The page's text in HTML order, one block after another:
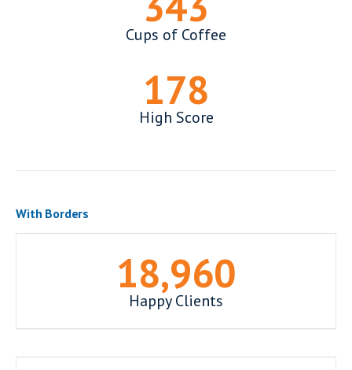
Cups of Coffee
178
High Score
With Borders
19,000+
Happy Clients